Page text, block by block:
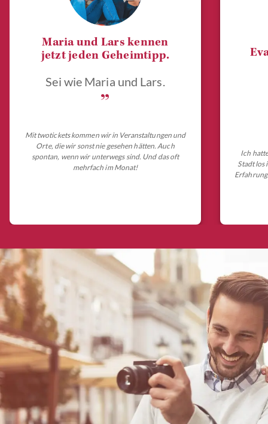
Maria und Lars kennen
jetzt jeden Geheimtipp.
Sei wie Maria und Lars.
„
Mit twotickets kommen wir in Veranstaltungen und
Orte, die wir sonst nie gesehen hätten. Auch
spontan, wenn wir unterwegs sind. Und das oft
mehrfach im Monat!
Ich
Stadt los